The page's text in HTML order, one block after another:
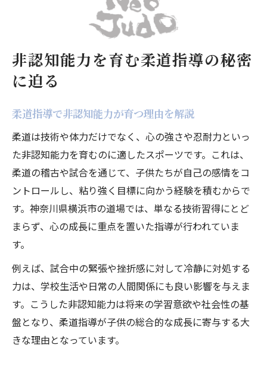
非認知能力を育む柔道指導の秘密
に迫る
柔道指導で非認知能力が育つ理由を解説
柔道は技術や体力だけでなく、心の強さや忍耐力といっ
た非認知能力を育むのに適したスポーツです。これは、
柔道の稽古や試合を通じて、子供たちが自己の感情をコ
ントロールし、粘り強く目標に向かう経験を積むからで
す。神奈川県横浜市の道場では、単なる技術習得にとど
まらず、心の成長に重点を置いた指導が行われていま
す。
例えば、試合中の緊張や挫折感に対して冷静に対処する
力は、学校生活や日常の人間関係にも良い影響を与えま
す。こうした非認知能力は将来の学習意欲や社会性の基
盤となり、柔道指導が子供の総合的な成長に寄与する大
きな理由となっています。